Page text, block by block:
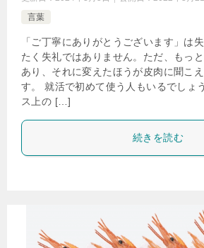
言葉
「ご丁寧にありがとうございます」は
たく失礼ではありません。ただ、もっ
あり、それに変えたほうが皮肉に聞こ
す。 就活で初めて使う人もいるでしょ
ス上の […]
続きを読む